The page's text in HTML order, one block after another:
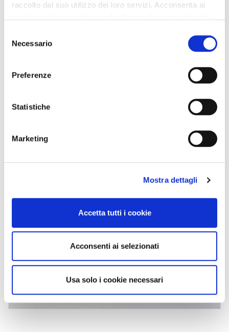
raccolto dal suo utilizzo dei loro servizi. Acconsenta ai
delNecessario
Preferenze
Statistiche
Marketing
Mostra dettagli
Accetta tutti i cookie
Acconsenti ai selezionati
Usa solo i cookie necessari